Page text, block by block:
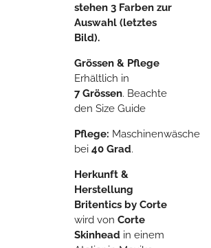
stehen 3 Farben zur
Auswahl (letztes
Bild).
Grössen & Pflege
Erhältlich in
7 Grössen. Beachte
den Size Guide
Pflege: Maschinenwäsche
bei 40 Grad.
Herkunft &
Herstellung
Britentics by Corte
wird von Corte
Skinhead in einem